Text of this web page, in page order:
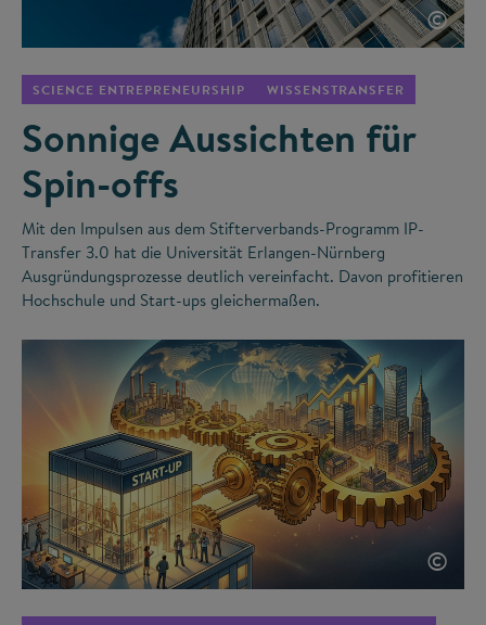
©
SCIENCE ENTREPRENEURSHIP WISSENSTRANSFER
Sonnige Aussichten für
Spin-offs
Mit den Impulsen aus dem Stifterverbands-Programm IP-
Transfer 3.0 hat die Universität Erlangen-Nürnberg
Ausgründungsprozesse deutlich vereinfacht. Davon profitieren
Hochschule und Start-ups gleichermaßen.
©